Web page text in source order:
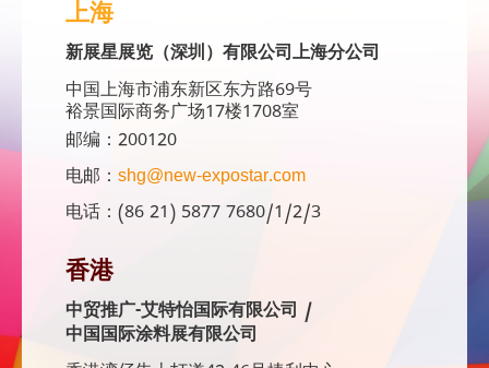
上海
新展星展览（深圳）有限公司上海分公司
中国上海市浦东新区东方路69号
裕景国际商务广场17楼1708室
邮编：200120
电邮： shg@new-expostar.com
电话：(86 21) 5877 7680/1/2/3
香港
中贸推广-艾特怡国际有限公司 /
中国国际涂料展有限公司